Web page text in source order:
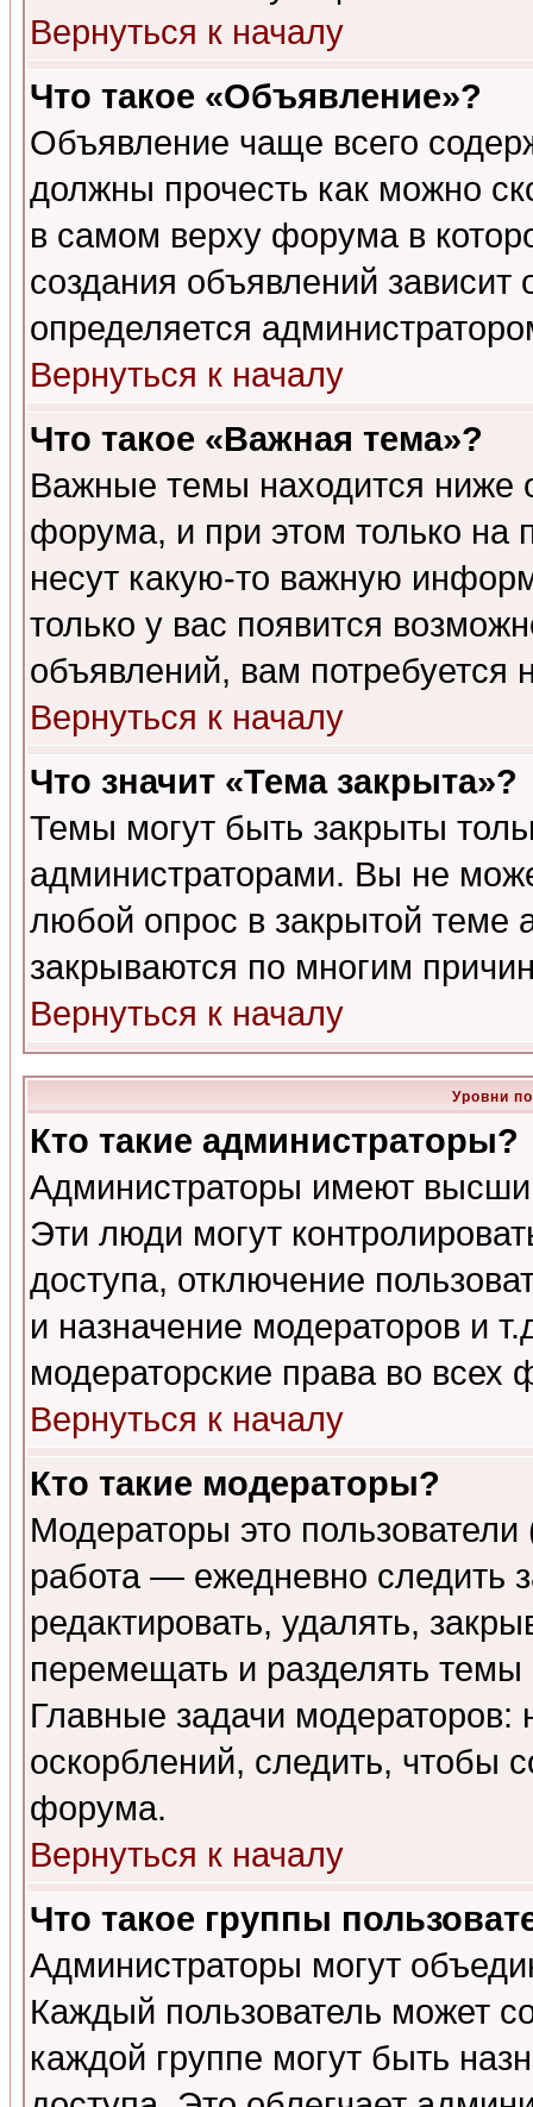
Вернуться к началу
Что такое «Объявление»?
Объявление чаще всего
должны прочесть как можно
в самом верху форума в
создания объявлений зависит
определяется
Вернуться к началу
Что такое «Важная тема»?
Важные темы находится ниже
форума, и при этом только на
несут какую-то важную
только у вас появится
объявлений, вам потребуется
Вернуться к началу
Что значит «Тема закрыта»?
Темы могут быть закрыты
администраторами. Вы не
любой опрос в закрытой теме
закрываются по многим
Вернуться к началу
Уровни
Кто такие администраторы?
Администраторы имеют
Эти люди могут
доступа, отключение
и назначение модераторов и
модераторские права во всех
Вернуться к началу
Кто такие модераторы?
Модераторы это
работа — ежедневно следить
редактировать, удалять,
перемещать и разделять
Главные задачи
оскорблений, следить, чтобы
форума.
Вернуться к началу
Что такое группы
Администраторы могут
Каждый пользователь может
каждой группе могут быть